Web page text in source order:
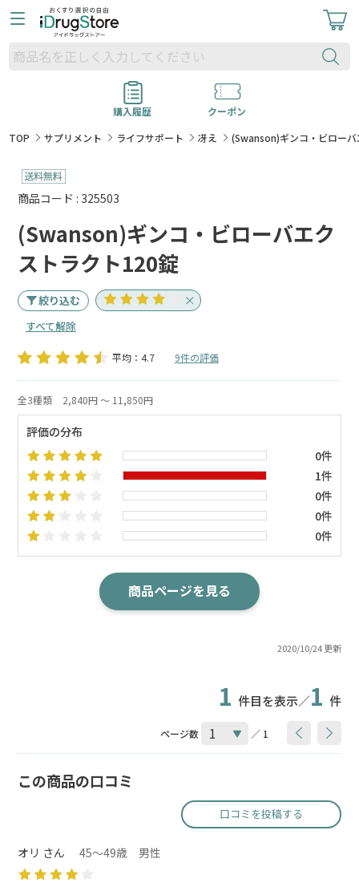
購入履歴
クーポン
TOP
サプリメント ライフサポート 冴え (Swanson)ギンコ・ビロー
商品コード : 325503
(Swanson)ギンコ・ビローバエク
ストラクト120錠
絞り込む
すべて解除
平均：4.7 9件の評価
2020/10/24 更新
全3種類 2,840円 ～ 11,850円
評価の分布
0件
1件
0件
0件
0件
商品ページを見る
1 件目を表示／1 件
ページ数 ／ 1
この商品の口コミ
口コミを投稿する
オリ さん 45～49歳 男性